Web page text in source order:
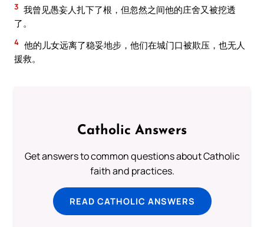
3 我曾见愚妄人扎下了根，但忽然之间他的庄舍又被挖透
了。
4 他的儿女远离了稳妥地步，他们在城门口被欺压，也无人
援救。
Catholic Answers
Get answers to common questions about Catholic
faith and practices.
READ CATHOLIC ANSWERS